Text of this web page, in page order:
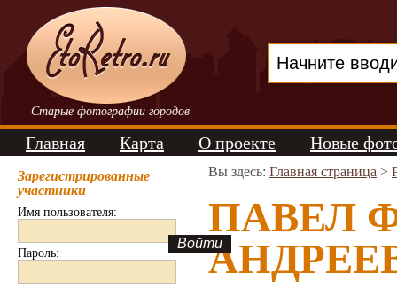
Старые фотографии городов
Главная Карта О проекте Новые
Зарегистрированные
участники
Имя пользователя:
Пароль:
Вы здесь: Главная страница >
ПАВЕЛ